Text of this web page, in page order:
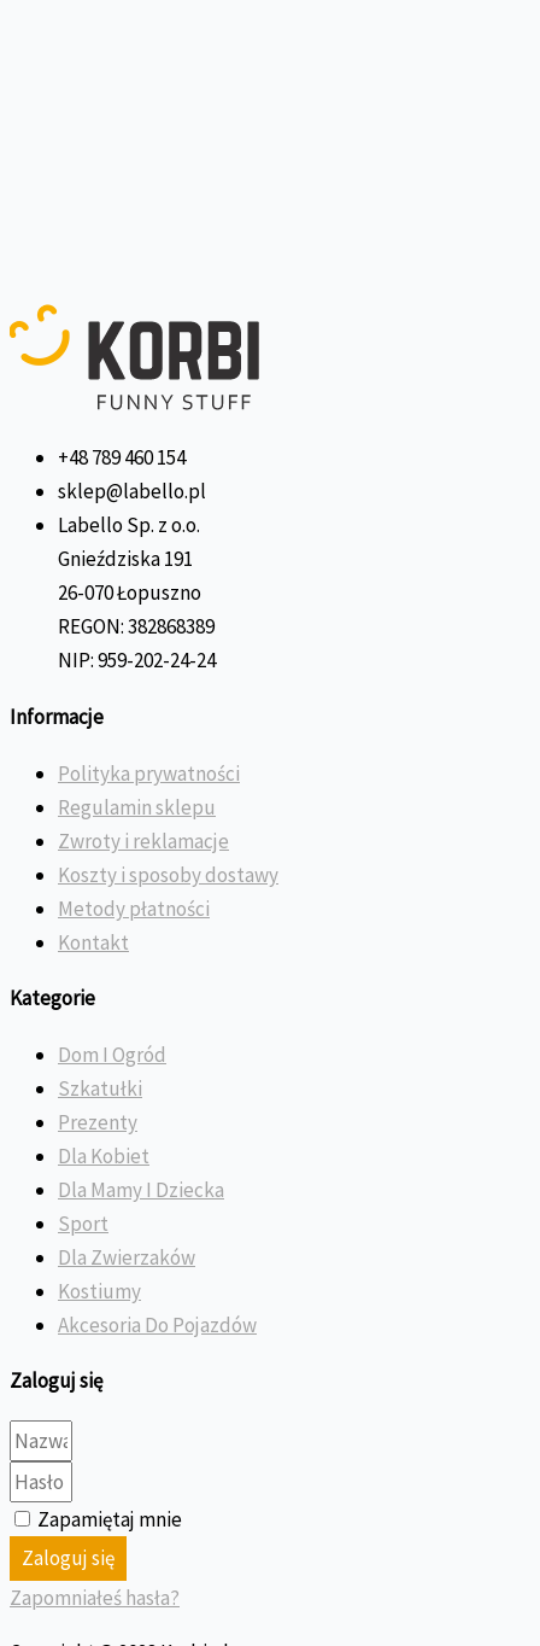
+48 789 460 154
sklep@labello.pl
Labello Sp. z o.o.
Gnieździska 191
26-070 Łopuszno
REGON: 382868389
NIP: 959-202-24-24
Informacje
Polityka prywatności
Regulamin sklepu
Zwroty i reklamacje
Koszty i sposoby dostawy
Metody płatności
Kontakt
Kategorie
Dom I Ogród
Szkatułki
Prezenty
Dla Kobiet
Dla Mamy I Dziecka
Sport
Dla Zwierzaków
Kostiumy
Akcesoria Do Pojazdów
Zaloguj się
Zapamiętaj mnie
Zaloguj się
Zapomniałeś hasła?